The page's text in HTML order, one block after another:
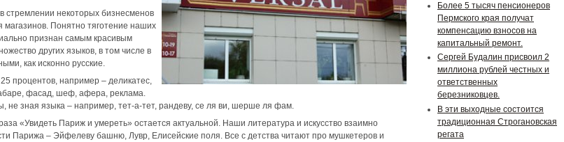
стремлении некоторых бизнесменов
Понятно тяготение наших
признан самым красивым
других языков, в том числе в
как исконно русские.
процентов, например – деликатес,
фасад, шеф, афера, реклама.
не зная языка – например, тет-а-тет, рандеву, се ля ви, шерше ля фам.
«Увидеть Париж и умереть» остается актуальной. Наши литература и искусство взаимно
Парижа – Эйфелеву башню, Лувр, Елисейские поля. Все с детства читают про мушкетеров и
Более 5 тысяч пенсионеров
Пермского края получат
компенсацию взносов на
капитальный ремонт.
Сергей Будалин присвоил 2
миллиона рублей честных и
ответственных
березниковцев.
В эти выходные состоится
традиционная Строгановская
регата